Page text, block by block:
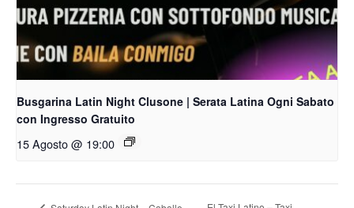
Busgarina Latin Night Clusone | Serata Latina Ogni Sabato
con Ingresso Gratuito
15 Agosto @ 19:00